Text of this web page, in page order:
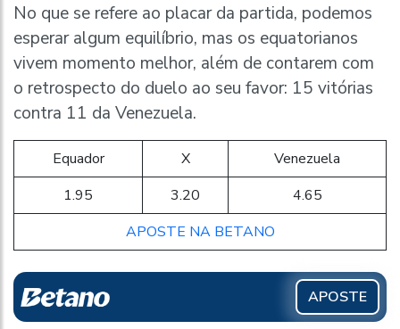
No que se refere ao placar da partida, podemos
esperar algum equilíbrio, mas os equatorianos
vivem momento melhor, além de contarem com
o retrospecto do duelo ao seu favor: 15 vitórias
contra 11 da Venezuela.
Equador X
Venezuela
1.95
3.20
4.65
APOSTE NA BETANO
APOSTE